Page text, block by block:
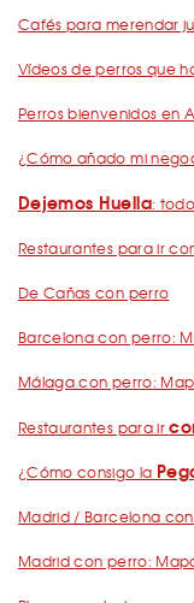
Cafés para merendar
Vídeos de perros que
Perros bienvenidos en
¿Cómo añado mi
Dejemos Huella:
Restaurantes para ir
De Cañas con perro
Barcelona con perro:
Málaga con perro:
Restaurantes para ir
¿Cómo consigo la
Madrid / Barcelona
Madrid con perro: